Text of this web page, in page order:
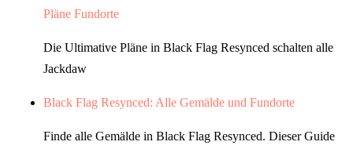
Pläne Fundorte
Die Ultimative Pläne in Black Flag Resynced schalten alle
Jackdaw
Black Flag Resynced: Alle Gemälde und Fundorte
Finde alle Gemälde in Black Flag Resynced. Dieser Guide